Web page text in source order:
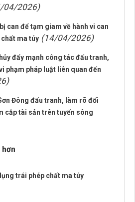
04/2026)
can để tạm giam về hành vi can
ma túy (14/04/2026)
đẩy mạnh công tác đấu tranh,
phạm pháp luật liên quan đến
Đông đấu tranh, làm rõ đối
cắp tài sản trên tuyến sông
hơn
trái phép chất ma túy